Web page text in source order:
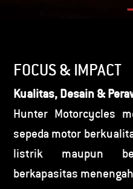
FOCUS & IMPACT
Kualitas, Desain &
Hunter Motorcycles
sepeda motor
listrik maupun
berkapasitas